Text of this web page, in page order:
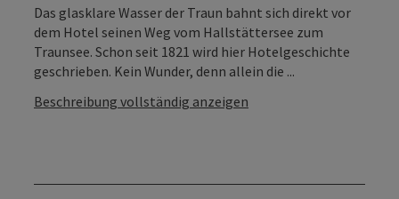
Das glasklare Wasser der Traun bahnt sich direkt vor
dem Hotel seinen Weg vom Hallstättersee zum
Traunsee. Schon seit 1821 wird hier Hotelgeschichte
geschrieben. Kein Wunder, denn allein die ...
Beschreibung vollständig anzeigen